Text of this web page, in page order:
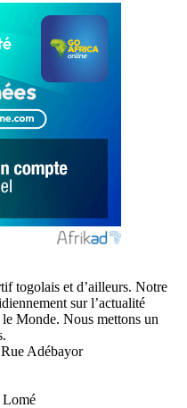
togolais et d’ailleurs. Notre
sur l’actualité
Monde. Nous mettons un
Adébayor
Lomé